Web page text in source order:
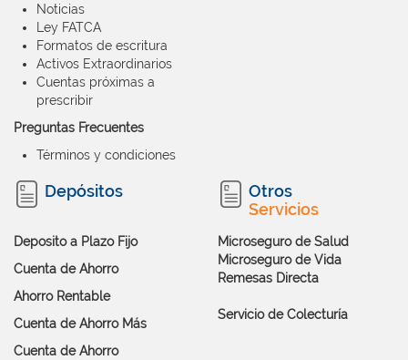
Noticias
Ley FATCA
Formatos de escritura
Activos Extraordinarios
Cuentas próximas a
prescribir
Preguntas Frecuentes
Términos y condiciones
Depósitos
Deposito a Plazo Fijo
Cuenta de Ahorro
Ahorro Rentable
Cuenta de Ahorro Más
Cuenta de Ahorro
Otros
Servicios
Microseguro de Salud
Microseguro de Vida
Remesas Directa
Servicio de Colecturía